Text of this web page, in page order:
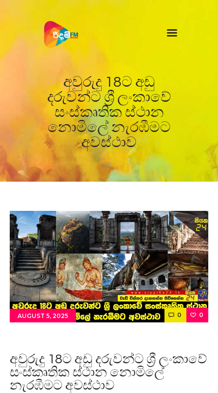
අවුරුදු 18ට අඩු
දරුවන්ට ශ්‍රී ලංකාවේ
සංස්කෘතික ස්ථාන
නොමිලේ නැරඹීමට
අවස්ථාව
AUGUST 5, 2025 0 0
අවුරුදු 18ට අඩු දරුවන්ට ශ්‍රී ලංකාවේ
සංස්කෘතික ස්ථාන නොමිලේ
නැරඹීමට අවස්ථාව